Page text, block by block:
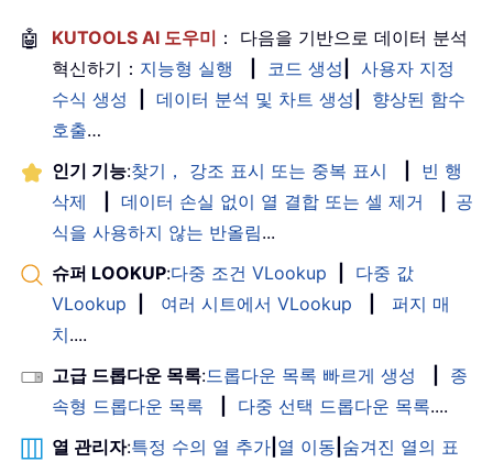
🤖 KUTOOLS AI 도우미 ： 다음을 기반으로 데이터 분석
혁신하기： 지능형 실행 코드 생성
사용자 지정
수식 생성
데이터 분석 및 차트 생성
향상된 함수
호출…
인기 기능:찾기， 강조 표시 또는 중복 표시
빈 행
삭제
데이터 손실 없이 열 결합 또는 셀 제거
공
식을 사용하지 않는 반올림...
슈퍼 LOOKUP:다중 조건 VLookup
다중 값
VLookup
여러 시트에서 VLookup
퍼지 매
치....
고급 드롭다운 목록:드롭다운 목록 빠르게 생성
종
속형 드롭다운 목록
다중 선택 드롭다운 목록....
열 관리자:특정 수의 열 추가 열 이동 숨겨진 열의 표